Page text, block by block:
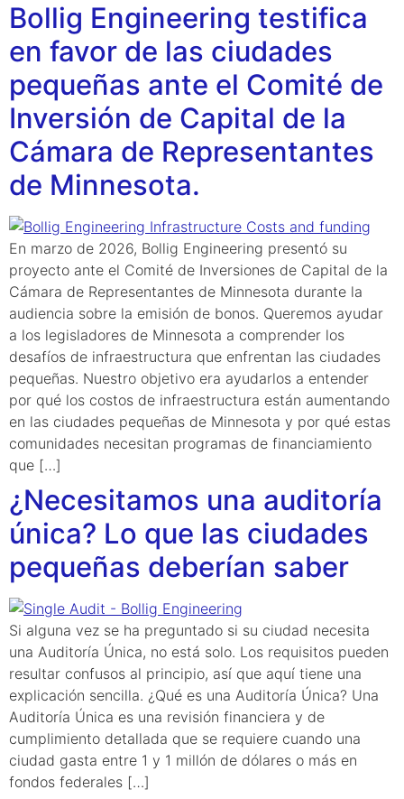
Bollig Engineering testifica
en favor de las ciudades
pequeñas ante el Comité de
Inversión de Capital de la
Cámara de Representantes
de Minnesota.
En marzo de 2026, Bollig Engineering presentó su
proyecto ante el Comité de Inversiones de Capital de la
Cámara de Representantes de Minnesota durante la
audiencia sobre la emisión de bonos. Queremos ayudar
a los legisladores de Minnesota a comprender los
desafíos de infraestructura que enfrentan las ciudades
pequeñas. Nuestro objetivo era ayudarlos a entender
por qué los costos de infraestructura están aumentando
en las ciudades pequeñas de Minnesota y por qué estas
comunidades necesitan programas de financiamiento
que […]
¿Necesitamos una auditoría
única? Lo que las ciudades
pequeñas deberían saber
Si alguna vez se ha preguntado si su ciudad necesita
una Auditoría Única, no está solo. Los requisitos pueden
resultar confusos al principio, así que aquí tiene una
explicación sencilla. ¿Qué es una Auditoría Única? Una
Auditoría Única es una revisión financiera y de
cumplimiento detallada que se requiere cuando una
ciudad gasta entre 1 y 1 millón de dólares o más en
fondos federales […]